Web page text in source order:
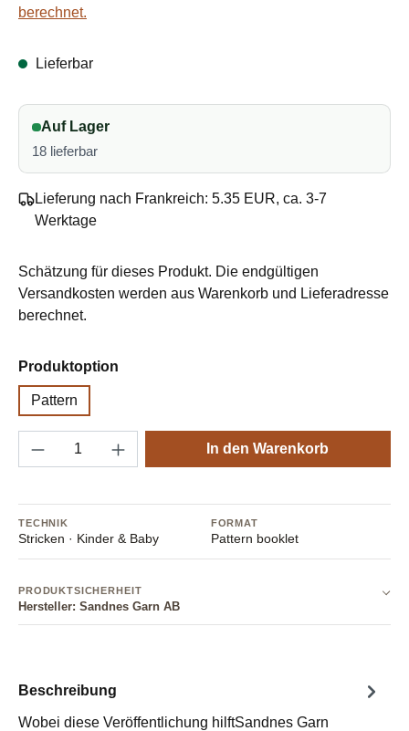
berechnet.
Lieferbar
Auf Lager
18 lieferbar
Lieferung nach Frankreich: 5.35 EUR, ca. 3-7
Werktage
Schätzung für dieses Produkt. Die endgültigen
Versandkosten werden aus Warenkorb und Lieferadresse
berechnet.
Produktoption
Pattern
Produkt Anzahl: Gib den gewünschten
In den Warenkorb
TECHNIK
Stricken · Kinder & Baby
FORMAT
Pattern booklet
PRODUKTSICHERHEIT
Hersteller: Sandnes Garn AB
Beschreibung
Wobei diese Veröffentlichung hilftSandnes Garn